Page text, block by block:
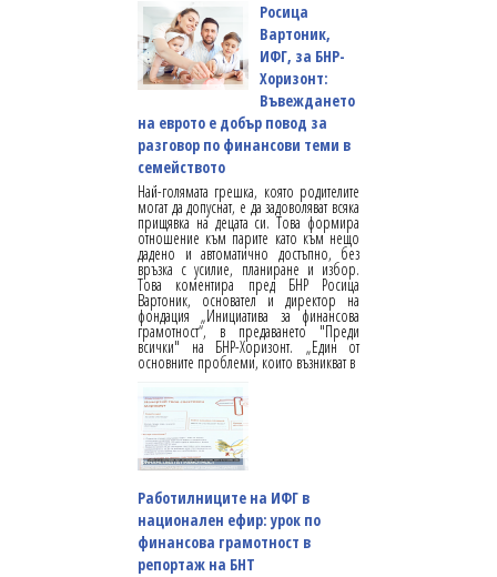
Росица
Вартоник,
ИФГ, за БНР-
Хоризонт:
Въвеждането
на еврото е добър повод за
разговор по финансови теми в
семейството
Най-голямата грешка, която родителите
могат да допуснат, е да задоволяват всяка
прищявка на децата си. Това формира
отношение към парите като към нещо
дадено и автоматично достъпно, без
връзка с усилие, планиране и избор.
Това коментира пред БНР Росица
Вартоник, основател и директор на
фондация „Инициатива за финансова
грамотност“, в предаването "Преди
всички" на БНР-Хоризонт. „Един от
основните проблеми, които възникват в
Работилниците на ИФГ в
национален ефир: урок по
финансова грамотност в
репортаж на БНТ